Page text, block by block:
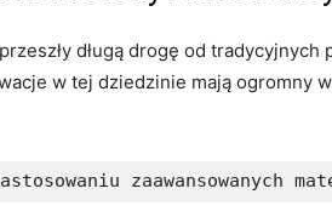
długą drogę od
w⁢ tej dziedzinie mają ⁤ogromny